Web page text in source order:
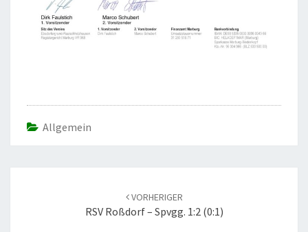
Allgemein
VORHERIGER
RSV Roßdorf – Spvgg. 1:2 (0:1)